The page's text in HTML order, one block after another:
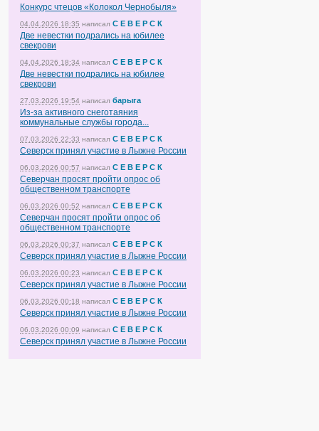
Конкурс чтецов «Колокол Чернобыля»
04.04.2026 18:35 написал С Е В Е Р С К
Две невестки подрались на юбилее
свекрови
04.04.2026 18:34 написал С Е В Е Р С К
Две невестки подрались на юбилее
свекрови
27.03.2026 19:54 написал барыга
Из-за активного снеготаяния
коммунальные службы города...
07.03.2026 22:33 написал С Е В Е Р С К
Северск принял участие в Лыжне России
06.03.2026 00:57 написал С Е В Е Р С К
Северчан просят пройти опрос об
общественном транспорте
06.03.2026 00:52 написал С Е В Е Р С К
Северчан просят пройти опрос об
общественном транспорте
06.03.2026 00:37 написал С Е В Е Р С К
Северск принял участие в Лыжне России
06.03.2026 00:23 написал С Е В Е Р С К
Северск принял участие в Лыжне России
06.03.2026 00:18 написал С Е В Е Р С К
Северск принял участие в Лыжне России
06.03.2026 00:09 написал С Е В Е Р С К
Северск принял участие в Лыжне России